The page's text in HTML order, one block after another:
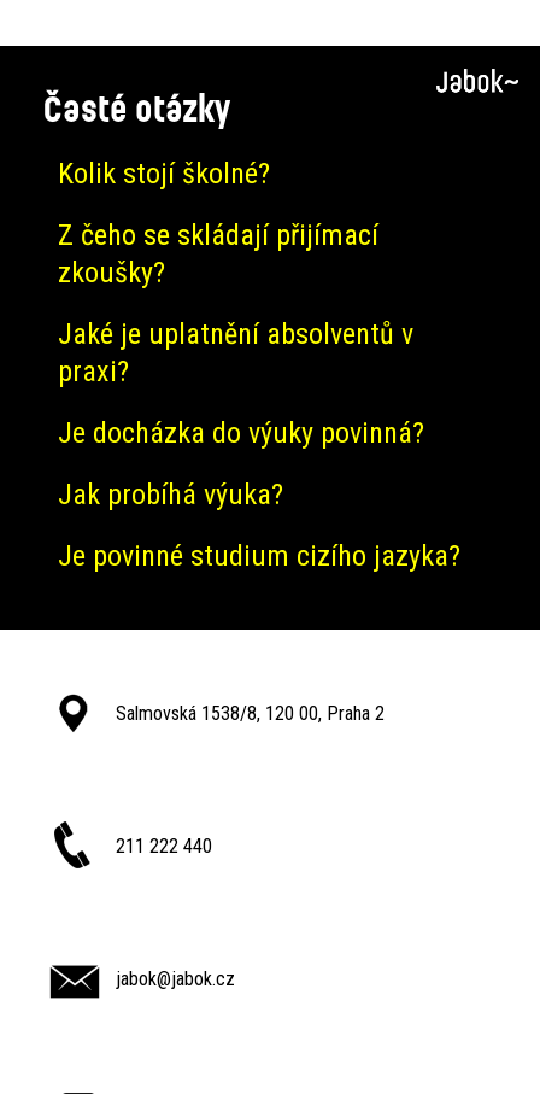
Časté otázky
Kolik stojí školné?
Z čeho se skládají přijímací
zkoušky?
Jaké je uplatnění absolventů v
praxi?
Je docházka do výuky povinná?
Jak probíhá výuka?
Je povinné studium cizího jazyka?
Salmovská 1538/8, 120 00, Praha 2
211 222 440
jabok@jabok.cz